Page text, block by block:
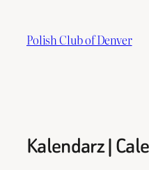
content
Polish Club of Denver
Kalendarz |